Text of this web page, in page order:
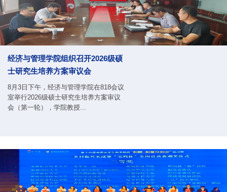
经济与管理学院组织召开2026级硕
士研究生培养方案审议会
8月3日下午，经济与管理学院在818会议
室举行2026级硕士研究生培养方案审议
会（第一轮），学院教授...